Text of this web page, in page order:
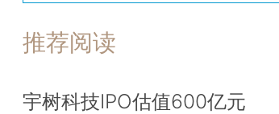
上年增长6%。
2022年全国学前教育、义务教育、高
推荐阅读
宇树科技IPO估值600亿元